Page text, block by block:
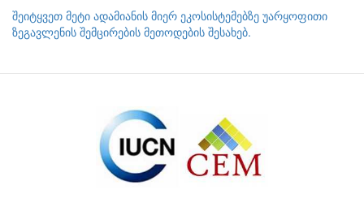
შეიტყვეთ მეტი ადამიანის მიერ ეკოსისტემებზე უარყოფითი
ზეგავლენის შემცირების მეთოდების შესახებ.